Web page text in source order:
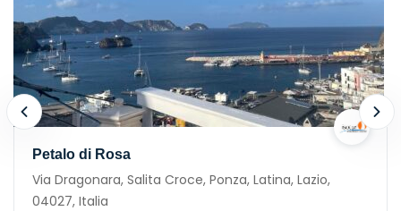
Petalo di Rosa
Via Dragonara, Salita Croce, Ponza, Latina, Lazio,
04027, Italia